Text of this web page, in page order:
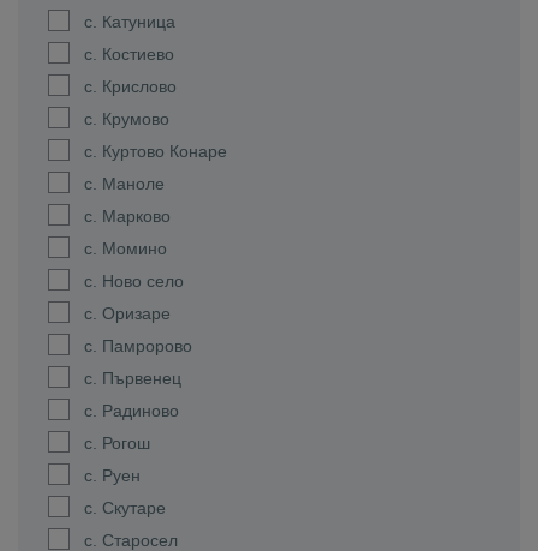
с. Катуница
с. Костиево
с. Крислово
с. Крумово
с. Куртово Конаре
с. Маноле
с. Марково
с. Момино
с. Ново село
с. Оризаре
с. Памророво
с. Първенец
с. Радиново
с. Рогош
с. Руен
с. Скутаре
с. Старосел